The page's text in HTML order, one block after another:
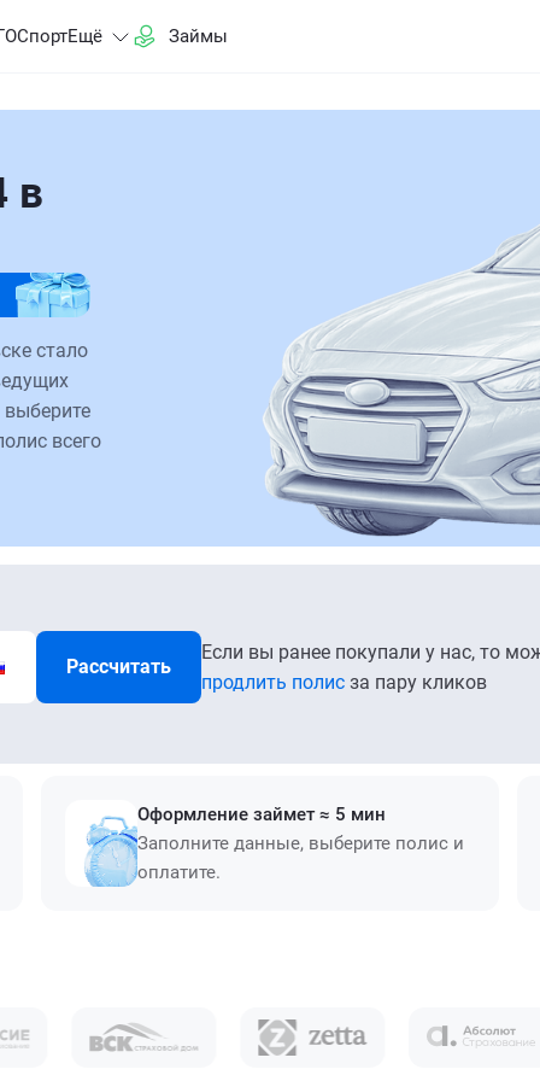
СпортЕщё Займы
в
стало
всего
Рассчитать
Если вы ранее покупали у нас, то
продлить полис за пару кликов
Оформление займет ≈ 5 мин
Заполните данные, выберите полис и
оплатите.